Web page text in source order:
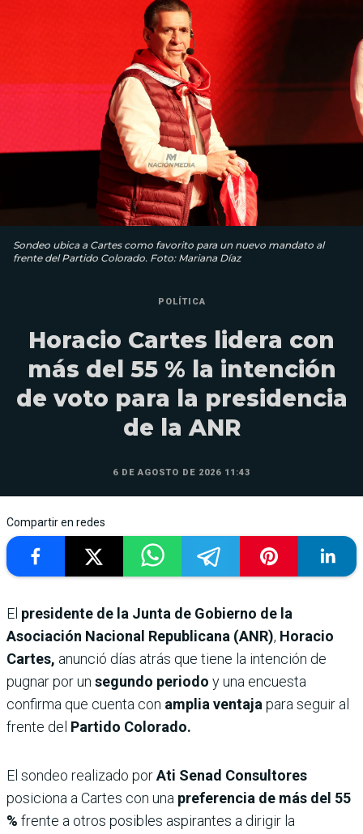
Sondeo ubica a Cartes como favorito para un nuevo mandato al
frente del Partido Colorado. Foto: Mariana Díaz
POLÍTICA
Horacio Cartes lidera con
más del 55 % la intención
de voto para la presidencia
de la ANR
6 DE AGOSTO DE 2026 11:43
Compartir en redes
El presidente de la Junta de Gobierno de la
Asociación Nacional Republicana (ANR), Horacio
Cartes, anunció días atrás que tiene la intención de
pugnar por un segundo periodo y una encuesta
confirma que cuenta con amplia ventajapara seguir al
frente del Partido Colorado.
El sondeo realizado porAti Senad Consultores
posiciona a Cartes con una preferencia de más del 55
% frente a otros posibles aspirantes a dirigir la